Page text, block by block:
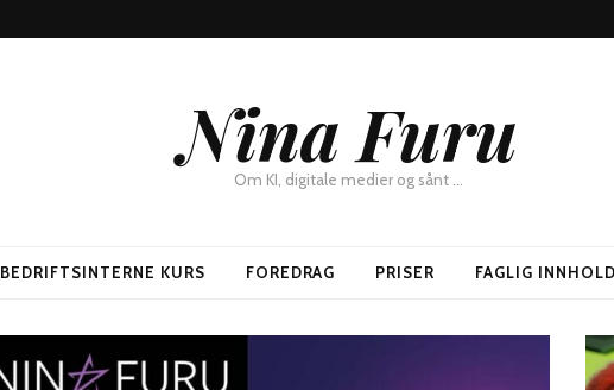
Nina Furu
Om KI, digitale medier og sånt …
BEDRIFTSINTERNE KURS FOREDRAG PRISER FAGLIG INNHOLD